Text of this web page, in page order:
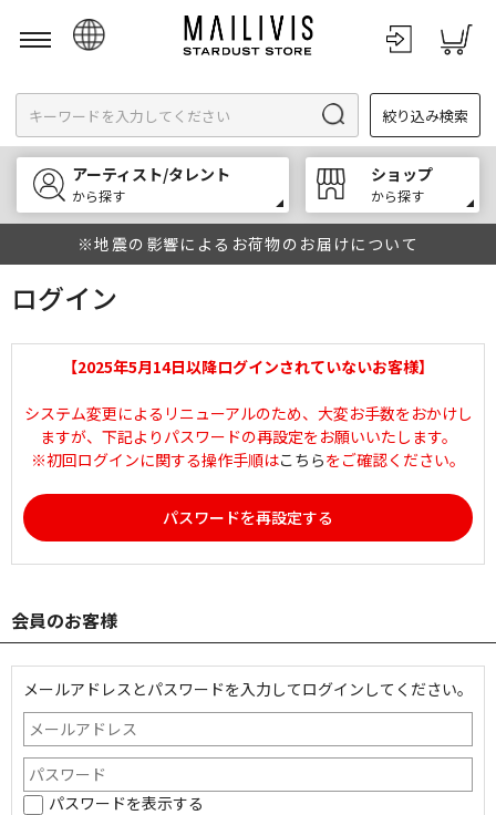
English
한국어
中文
絞り込み検索
アーティスト/タレント
から探す
ショップ
から探す
※地震の影響によるお荷物のお届けについて
ログイン
【2025年5月14日以降ログインされていないお客様】
システム変更によるリニューアルのため、大変お手数をおかけし
ますが、下記よりパスワードの再設定をお願いいたします。
※初回ログインに関する操作手順はこちらをご確認ください。
パスワードを再設定する
会員のお客様
メールアドレスとパスワードを入力してログインしてください。
パスワードを表示する